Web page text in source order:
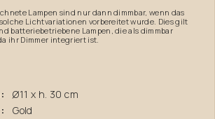
Lampen sind nur dann dimmbar, wenn das
Lichtvariationen vorbereitet wurde. Dies gilt
batteriebetriebene Lampen, die als dimmbar
ihr Dimmer integriert ist.
Ø11 x h. 30 cm
Gold